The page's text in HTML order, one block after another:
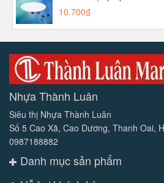
10.700₫
Nhựa Thành Luân
Siêu thị Nhựa Thành Luân
Số 5 Cao Xã, Cao Dương, Thanh Oai,
0987188882
Danh mục sản phẩm